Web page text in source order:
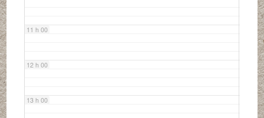
11 h 00
12 h 00
13 h 00